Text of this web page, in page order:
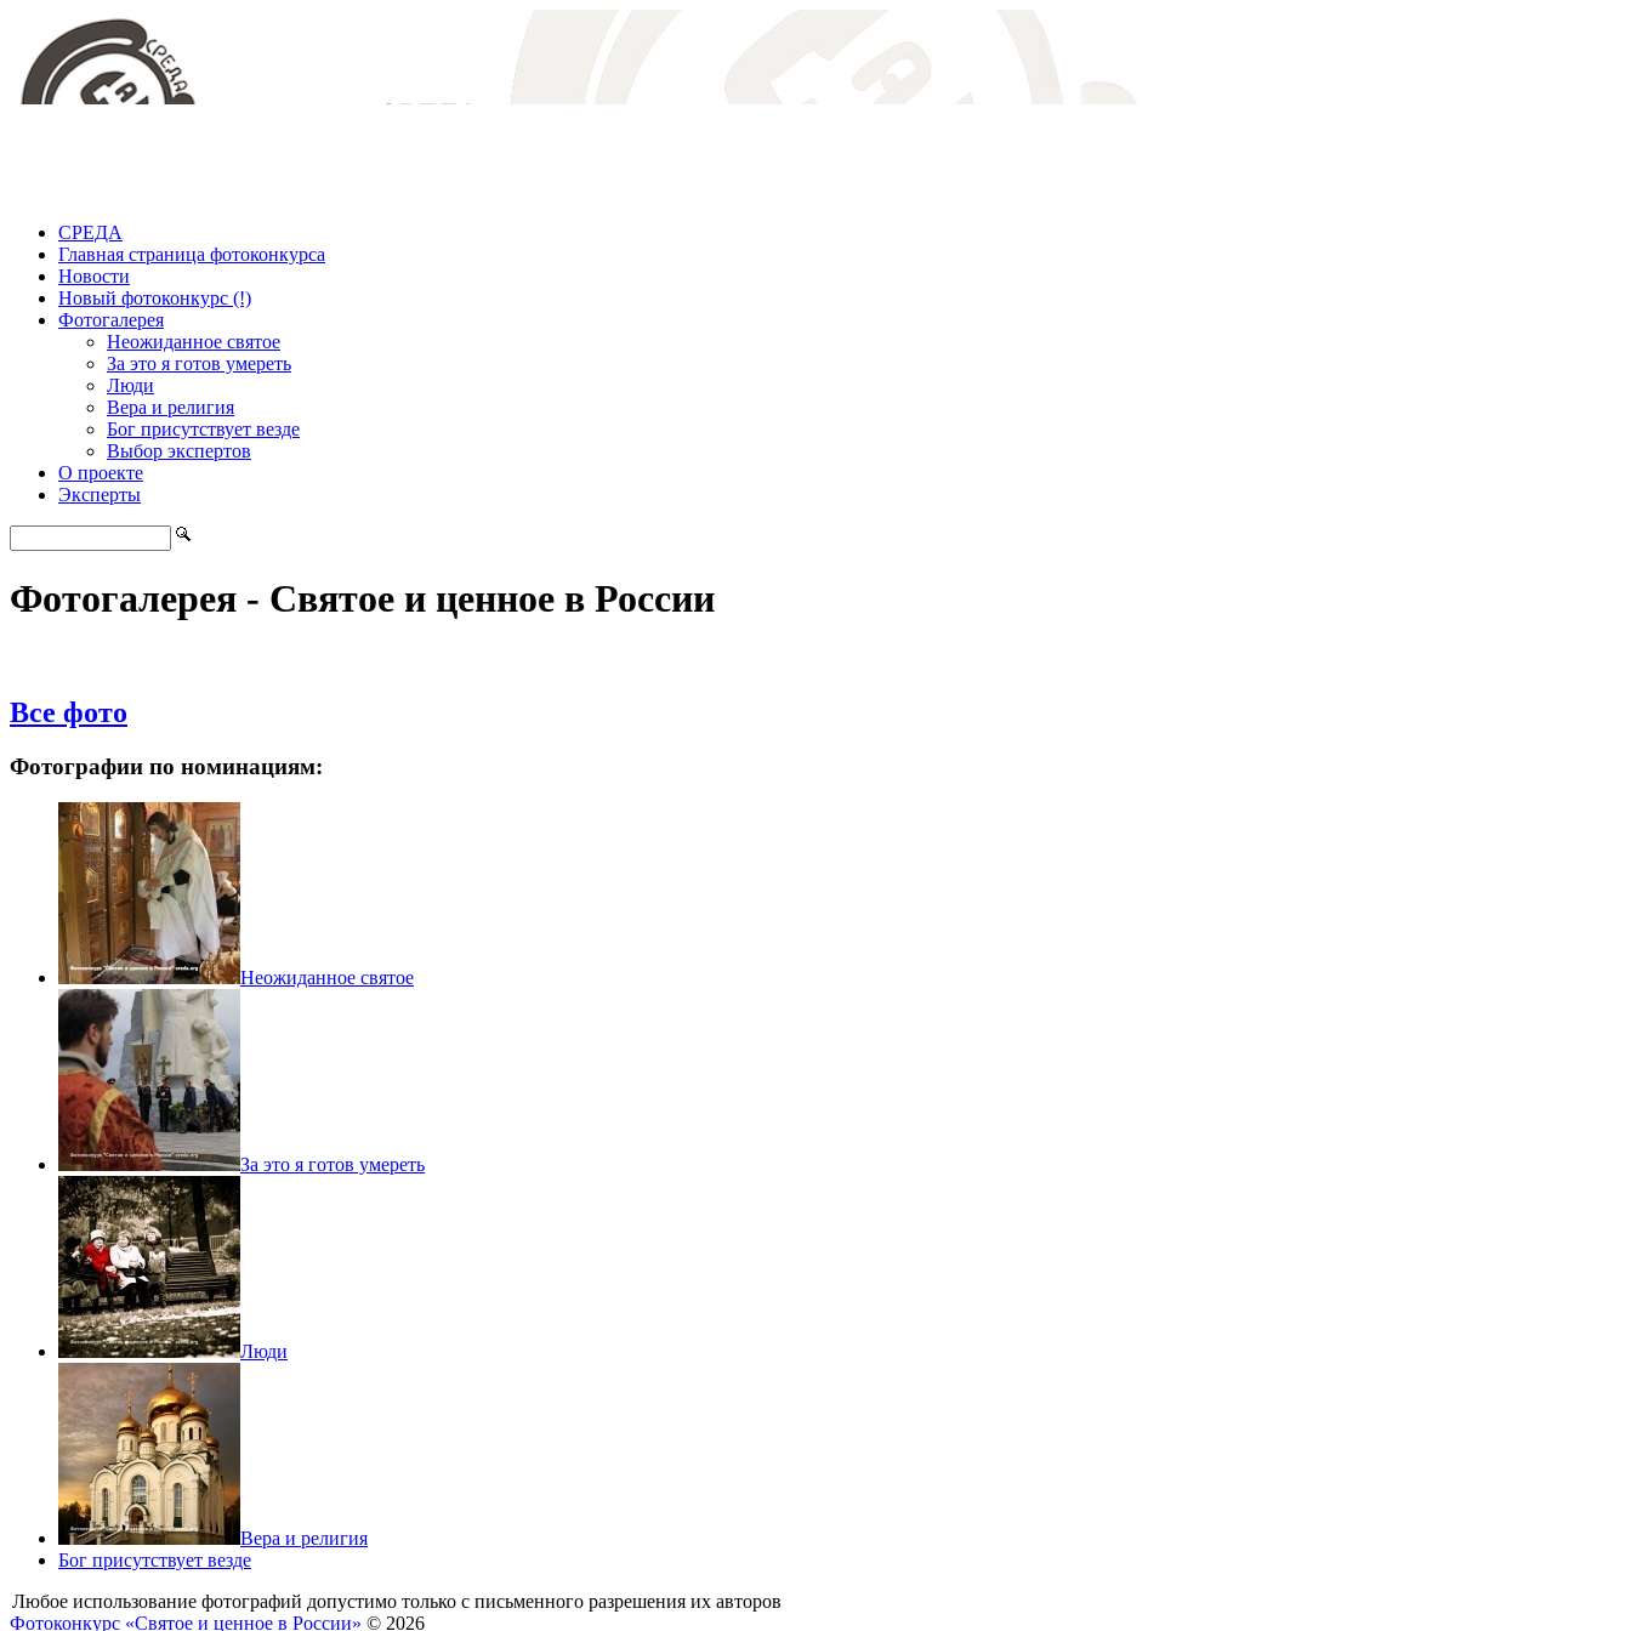
СРЕДА
Главная страница фотоконкурса
Новости
Новый фотоконкурс (!)
Фотогалерея
Неожиданное святое
За это я готов умереть
Люди
Вера и религия
Бог присутствует везде
Выбор экспертов
О проекте
Эксперты
Фотогалерея - Святое и ценное в России
Все фото
Фотографии по номинациям:
Неожиданное святое
За это я готов умереть
Люди
Вера и религия
Бог присутствует везде
Любое использование фотографий допустимо только с письменного разрешения их авторов
Фотоконкурс «Святое и ценное в России» © 2026